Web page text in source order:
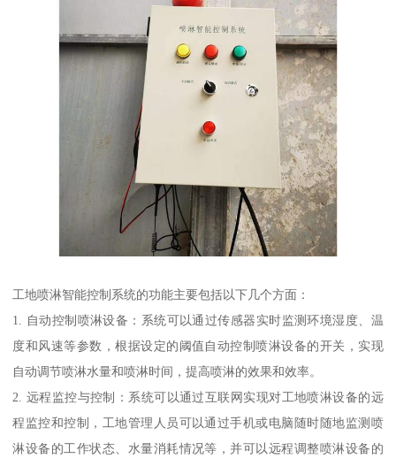
工地喷淋智能控制系统的功能主要包括以下几个方面：
1. 自动控制喷淋设备：系统可以通过传感器实时监测环境湿度、温
度和风速等参数，根据设定的阈值自动控制喷淋设备的开关，实现
自动调节喷淋水量和喷淋时间，提高喷淋的效果和效率。
2. 远程监控与控制：系统可以通过互联网实现对工地喷淋设备的远
程监控和控制，工地管理人员可以通过手机或电脑随时随地监测喷
淋设备的工作状态、水量消耗情况等，并可以远程调整喷淋设备的